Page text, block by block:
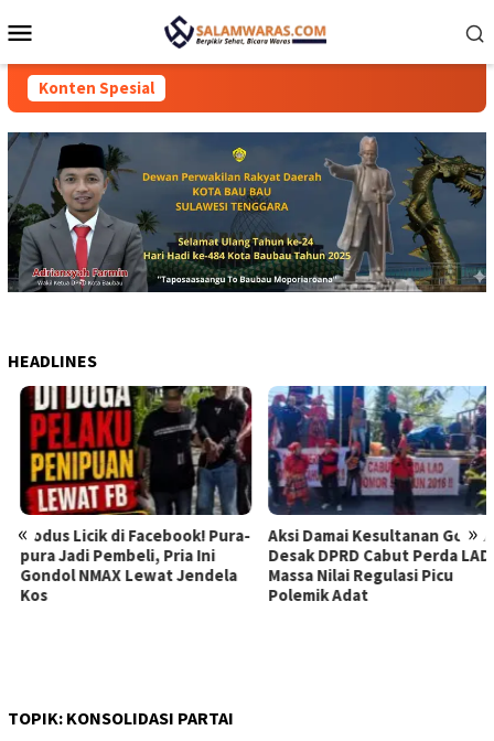
ke
Mobile
Konten Spesial
HEADLINES
« »
Modus Licik di Facebook! Pura-
pura Jadi Pembeli, Pria Ini
Gondol NMAX Lewat Jendela
Kos
Aksi Damai Kesultanan Gowa
Desak DPRD Cabut Perda LAD,
Massa Nilai Regulasi Picu
Polemik Adat
TOPIK: KONSOLIDASI PARTAI